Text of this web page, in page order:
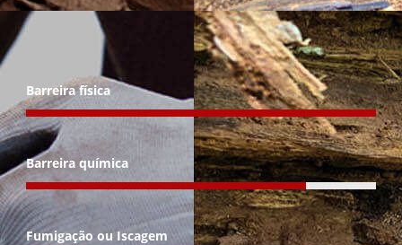
Barreira física
Barreira química
Fumigação ou Iscagem